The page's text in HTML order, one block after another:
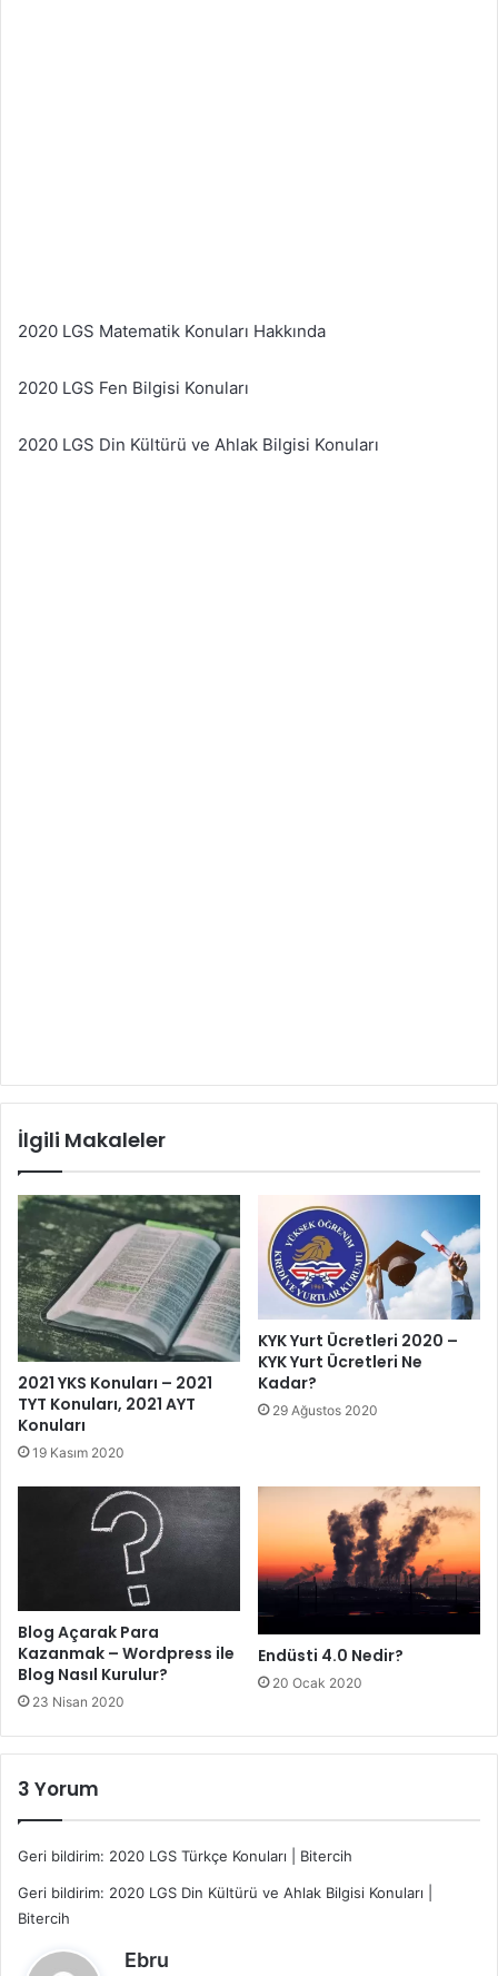
2020 LGS Matematik Konuları Hakkında
2020 LGS Fen Bilgisi Konuları
2020 LGS Din Kültürü ve Ahlak Bilgisi Konuları
İlgili Makaleler
2021 YKS Konuları – 2021
TYT Konuları, 2021 AYT
Konuları
19 Kasım 2020
KYK Yurt Ücretleri 2020 –
KYK Yurt Ücretleri Ne
Kadar?
29 Ağustos 2020
Blog Açarak Para
Kazanmak – Wordpress ile
Blog Nasıl Kurulur?
23 Nisan 2020
Endüsti 4.0 Nedir?
20 Ocak 2020
3 Yorum
Geri bildirim: 2020 LGS Türkçe Konuları | Bitercih
Geri bildirim: 2020 LGS Din Kültürü ve Ahlak Bilgisi Konuları |
Bitercih
Ebru